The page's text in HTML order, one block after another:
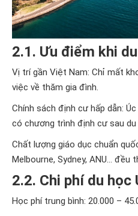
2.1. Ưu điểm khi
Vị trí gần Việt Nam: Chỉ mất
việc về thăm gia đình.
Chính sách định cư hấp dẫn:
có chương trình định cư sau
Chất lượng giáo dục chuẩn
Melbourne, Sydney, ANU… đều
2.2. Chi phí du học
Học phí trung bình: 20.000 –